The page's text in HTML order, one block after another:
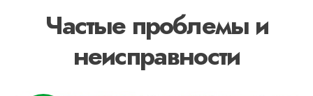
Частые проблемы и
неисправности